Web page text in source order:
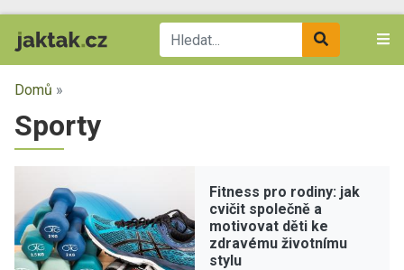
Domů »
Sporty
Fitness pro rodiny: jak
cvičit společně a
motivovat děti ke
zdravému životnímu
stylu